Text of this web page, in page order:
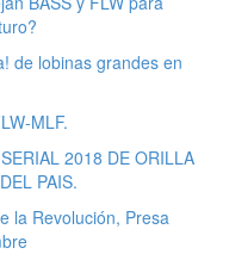
de lobinas grandes en
MLF.
2018 DE ORILLA
PAIS.
la Revolución, Presa